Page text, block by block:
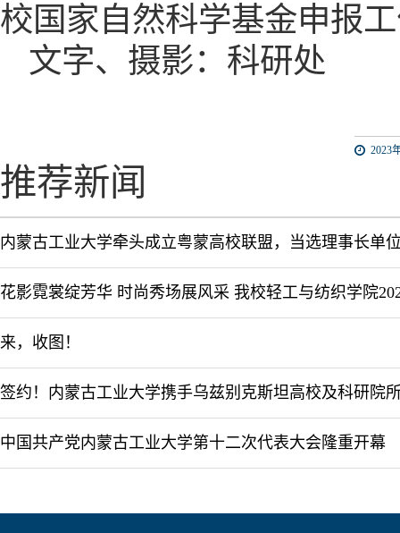
校国家自然科学基金申报
文字、摄影： 科研处
2023
推荐新闻
内蒙古工业大学牵头成立粤蒙高校联盟，当选理事长单
来，收图！
中国共产党内蒙古工业大学第十二次代表大会隆重开幕